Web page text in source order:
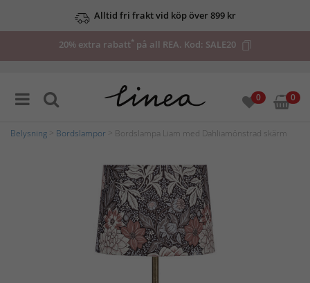
Alltid fri frakt vid köp över 899 kr
20% extra rabatt*på all REA. Kod: SALE20
0 0
Belysning Bordslampor > Bordslampa Liam med Dahliamönstrad skärm